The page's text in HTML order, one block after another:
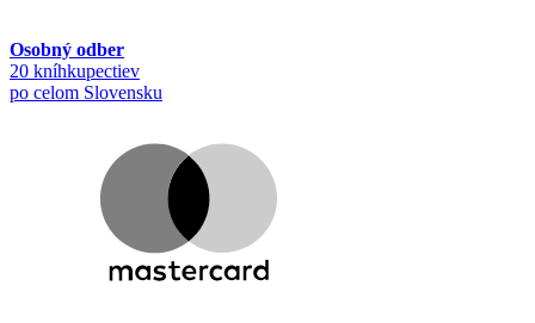
Osobný odber
20 kníhkupectiev
po celom Slovensku